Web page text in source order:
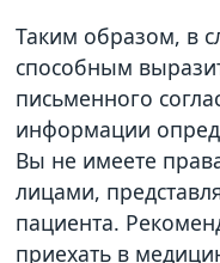
Таким образом, в
способным
письменного
информации
Вы не имеете
лицами,
пациента.
приехать в